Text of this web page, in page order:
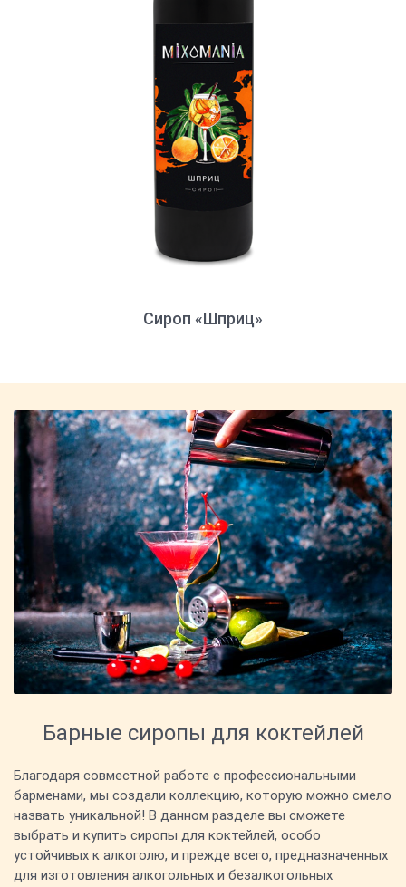
Сироп «Шприц»
Барные сиропы для коктейлей
Благодаря совместной работе с профессиональными
барменами, мы создали коллекцию, которую можно смело
назвать уникальной! В данном разделе вы сможете
выбрать и купить сиропы для коктейлей, особо
устойчивых к алкоголю, и прежде всего, предназначенных
для изготовления алкогольных и безалкогольных